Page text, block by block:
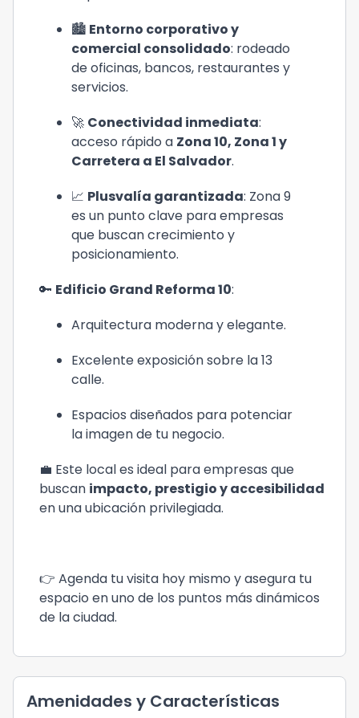
🏙️ Entorno corporativo y
comercial consolidado: rodeado
de oficinas, bancos, restaurantes y
servicios.
🚀 Conectividad inmediata:
acceso rápido a Zona 10, Zona 1 y
Carretera a El Salvador.
📈 Plusvalía garantizada: Zona 9
es un punto clave para empresas
que buscan crecimiento y
posicionamiento.
🔑 Edificio Grand Reforma 10:
Arquitectura moderna y elegante.
Excelente exposición sobre la 13
calle.
Espacios diseñados para potenciar
la imagen de tu negocio.
💼 Este local es ideal para empresas que
buscan impacto, prestigio y accesibilidad
en una ubicación privilegiada.
👉 Agenda tu visita hoy mismo y asegura tu
espacio en uno de los puntos más dinámicos
de la ciudad.
Amenidades y Características